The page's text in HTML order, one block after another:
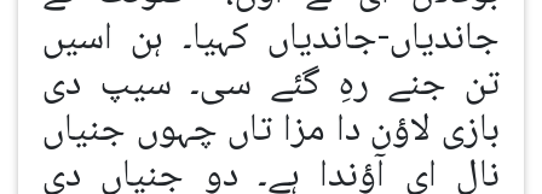
جاندیاں-جاندیاں کہیا۔ ہن اسیں
تن جنے رہِ گئے سی۔ سیپ دی
بازی لاؤن دا مزا تاں چہوں جنیاں
نال ای آؤندا ہے۔ دو جنیاں دی